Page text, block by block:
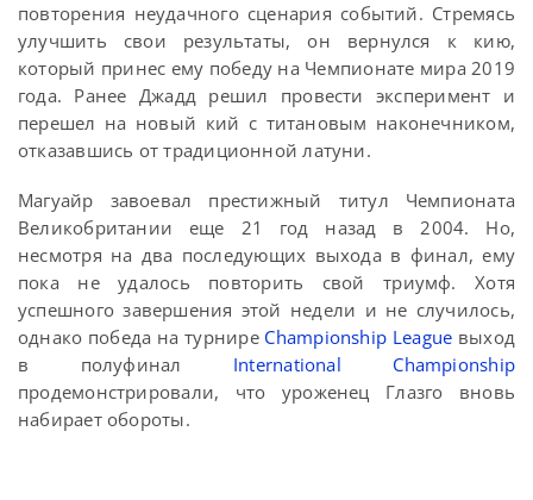
повторения неудачного сценария событий. Стремясь
улучшить свои результаты, он вернулся к кию,
который принес ему победу на Чемпионате мира 2019
года. Ранее Джадд решил провести эксперимент и
перешел на новый кий с титановым наконечником,
отказавшись от традиционной латуни.
Магуайр завоевал престижный титул Чемпионата
Великобритании еще 21 год назад в 2004. Но,
несмотря на два последующих выхода в финал, ему
пока не удалось повторить свой триумф. Хотя
успешного завершения этой недели и не случилось,
однако победа на турнире Championship League выход
в полуфинал International Championship
продемонстрировали, что уроженец Глазго вновь
набирает обороты.